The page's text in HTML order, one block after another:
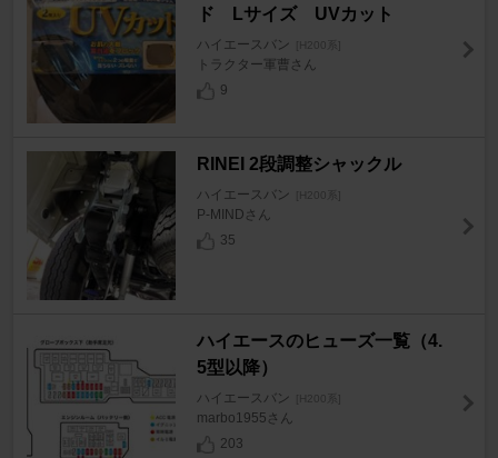
ド Lサイズ UVカット
ハイエースバン [H200系]
トラクター軍曹さん
9
RINEI 2段調整シャックル
ハイエースバン [H200系]
P-MINDさん
35
ハイエースのヒューズ一覧（4.
5型以降）
ハイエースバン [H200系]
marbo1955さん
203